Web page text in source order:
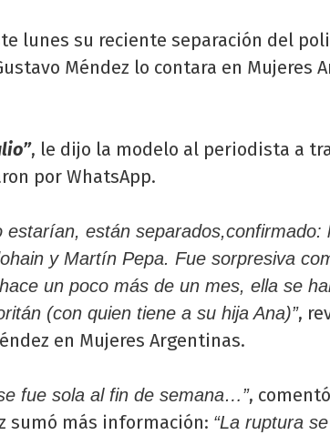
lunes su reciente separación del
Méndez lo contara en Mujeres
, le dijo la modelo al periodista a
por WhatsApp.
estarían, están separados,confirmado:
y Martín Pepa. Fue sorpresiva
un poco más de un mes, ella se
(con quien tiene a su hija Ana)”,
en Mujeres Argentinas.
fue sola al fin de semana…”,
sumó más información: “La ruptura